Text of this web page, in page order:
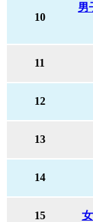
10
男
11
12
13
14
15